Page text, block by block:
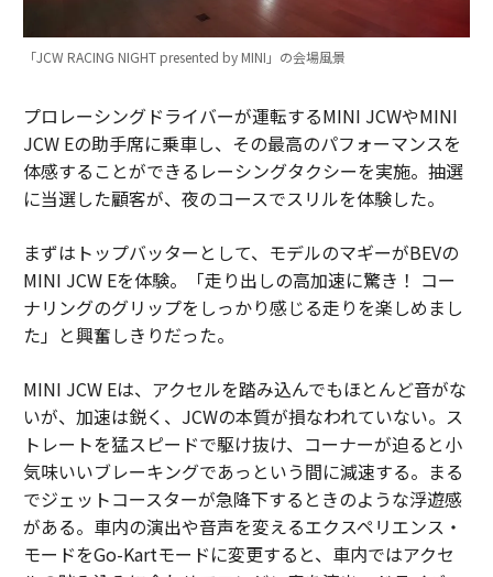
「JCW RACING NIGHT presented by MINI」の会場風景
プロレーシングドライバーが運転するMINI JCWやMINI
JCW Eの助手席に乗車し、その最高のパフォーマンスを
体感することができるレーシングタクシーを実施。抽選
に当選した顧客が、夜のコースでスリルを体験した。
まずはトップバッターとして、モデルのマギーがBEVの
MINI JCW Eを体験。「走り出しの高加速に驚き！ コー
ナリングのグリップをしっかり感じる走りを楽しめまし
た」と興奮しきりだった。
MINI JCW Eは、アクセルを踏み込んでもほとんど音がな
いが、加速は鋭く、JCWの本質が損なわれていない。ス
トレートを猛スピードで駆け抜け、コーナーが迫ると小
気味いいブレーキングであっという間に減速する。まる
でジェットコースターが急降下するときのような浮遊感
がある。車内の演出や音声を変えるエクスペリエンス・
モードをGo-Kartモードに変更すると、車内ではアクセ